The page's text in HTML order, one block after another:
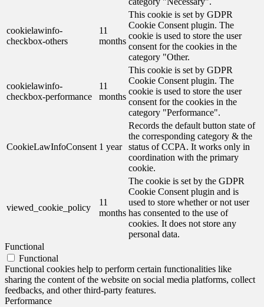
cookielawinfo-
checkbox-others
11
months
This cookie is set by GDPR
Cookie Consent plugin. The
cookie is used to store the user
consent for the cookies in the
category "Other.
cookielawinfo-
checkbox-performance
11
months
This cookie is set by GDPR
Cookie Consent plugin. The
cookie is used to store the user
consent for the cookies in the
category "Performance".
CookieLawInfoConsent 1 year
Records the default button state of
the corresponding category & the
status of CCPA. It works only in
coordination with the primary
cookie.
viewed_cookie_policy
11
months
The cookie is set by the GDPR
Cookie Consent plugin and is
used to store whether or not user
has consented to the use of
cookies. It does not store any
personal data.
Functional
Functional
Functional cookies help to perform certain functionalities like
sharing the content of the website on social media platforms, collect
feedbacks, and other third-party features.
Performance